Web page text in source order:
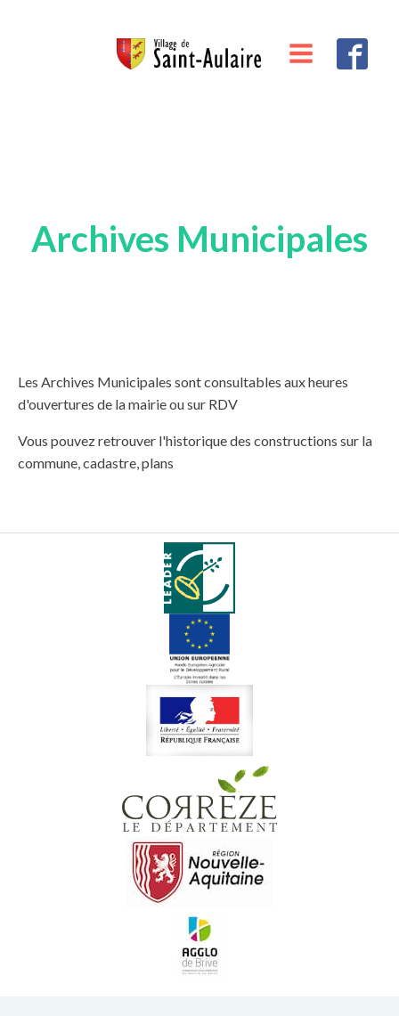
Archives Municipales
Les Archives Municipales sont consultables aux heures
d'ouvertures de la mairie ou sur RDV
Vous pouvez retrouver l'historique des constructions sur la
commune, cadastre, plans